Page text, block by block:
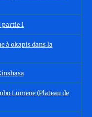
partie 1
à okapis dans la
Lumene (Plateau de